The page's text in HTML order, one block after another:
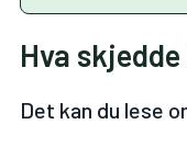
Hva
Det kan du lese